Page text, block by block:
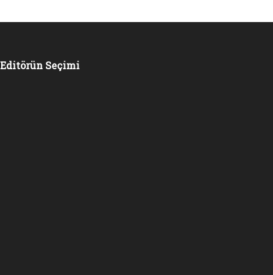
Editörün Seçimi